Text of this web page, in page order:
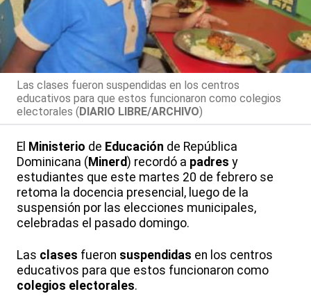
Las clases fueron suspendidas en los centros
educativos para que estos funcionaron como colegios
electorales (DIARIO LIBRE/ARCHIVO)
El Ministerio de Educación de República
Dominicana ( Minerd) recordó a padres y
estudiantes que este martes 20 de febrero se
retoma la docencia presencial, luego de la
suspensión por las elecciones municipales,
celebradas el pasado domingo.
Las clases fueron suspendidas en los centros
educativos para que estos funcionaron como
colegios electorales.